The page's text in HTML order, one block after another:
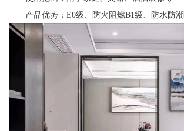
产品优势：E0级、防火阻燃B1级、防水防潮